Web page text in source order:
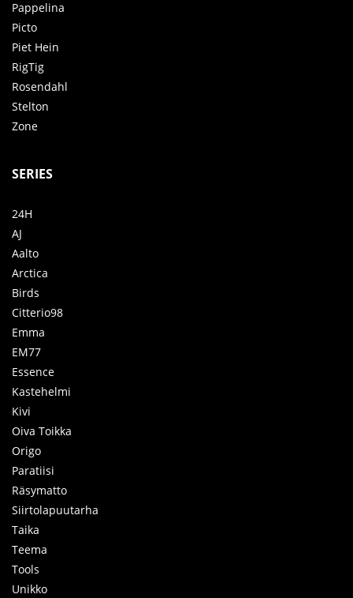
Pappelina
Picto
Piet Hein
RigTig
Rosendahl
Stelton
Zone
SERIES
24H
AJ
Aalto
Arctica
Birds
Citterio98
Emma
EM77
Essence
Kastehelmi
Kivi
Oiva Toikka
Origo
Paratiisi
Räsymatto
Siirtolapuutarha
Taika
Teema
Tools
Unikko